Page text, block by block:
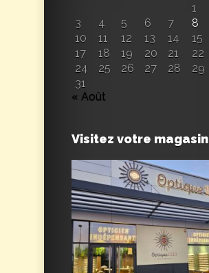
1
3
4 5 6 7 8
10
11 12 13 14 15
17
18 19 20 21 22
24
25 26 27 28 29
31
« Août
Visitez votre magasin